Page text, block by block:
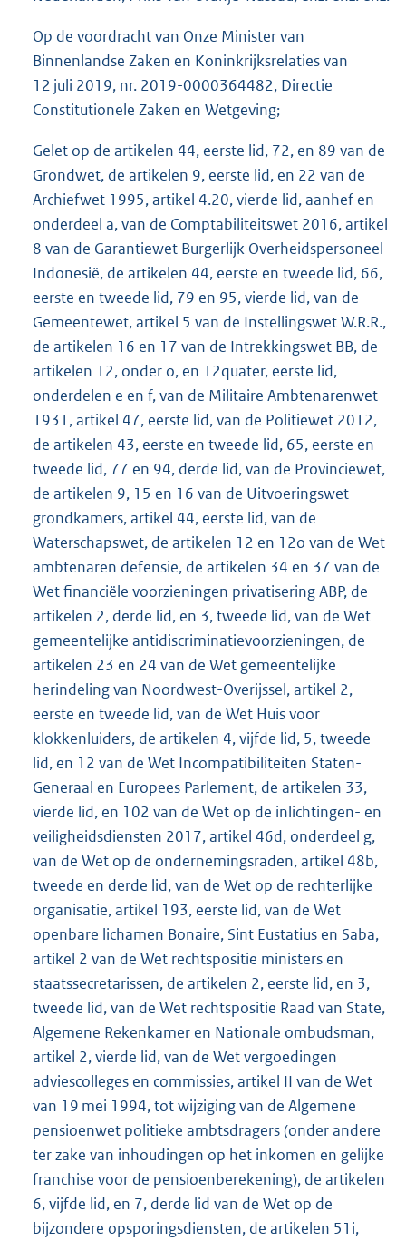
6
2
K
Op de voordracht van Onze Minister van
Binnenlandse Zaken en Koninkrijksrelaties van
12 juli 2019, nr. 2019-0000364482, Directie
Constitutionele Zaken en Wetgeving;
Gelet op de artikelen 44, eerste lid, 72, en 89 van de
Grondwet, de artikelen 9, eerste lid, en 22 van de
Archiefwet 1995, artikel 4.20, vierde lid, aanhef en
onderdeel a, van de Comptabiliteitswet 2016, artikel
8 van de Garantiewet Burgerlijk Overheidspersoneel
Indonesië, de artikelen 44, eerste en tweede lid, 66,
eerste en tweede lid, 79 en 95, vierde lid, van de
Gemeentewet, artikel 5 van de Instellingswet W.R.R.,
de artikelen 16 en 17 van de Intrekkingswet BB, de
artikelen 12, onder o, en 12quater, eerste lid,
onderdelen e en f, van de Militaire Ambtenarenwet
1931, artikel 47, eerste lid, van de Politiewet 2012,
de artikelen 43, eerste en tweede lid, 65, eerste en
tweede lid, 77 en 94, derde lid, van de Provinciewet,
de artikelen 9, 15 en 16 van de Uitvoeringswet
grondkamers, artikel 44, eerste lid, van de
Waterschapswet, de artikelen 12 en 12o van de Wet
ambtenaren defensie, de artikelen 34 en 37 van de
Wet financiële voorzieningen privatisering ABP, de
artikelen 2, derde lid, en 3, tweede lid, van de Wet
gemeentelijke antidiscriminatievoorzieningen, de
artikelen 23 en 24 van de Wet gemeentelijke
herindeling van Noordwest-Overijssel, artikel 2,
eerste en tweede lid, van de Wet Huis voor
klokkenluiders, de artikelen 4, vijfde lid, 5, tweede
lid, en 12 van de Wet Incompatibiliteiten Staten-
Generaal en Europees Parlement, de artikelen 33,
vierde lid, en 102 van de Wet op de inlichtingen- en
veiligheidsdiensten 2017, artikel 46d, onderdeel g,
van de Wet op de ondernemingsraden, artikel 48b,
tweede en derde lid, van de Wet op de rechterlijke
organisatie, artikel 193, eerste lid, van de Wet
openbare lichamen Bonaire, Sint Eustatius en Saba,
artikel 2 van de Wet rechtspositie ministers en
staatssecretarissen, de artikelen 2, eerste lid, en 3,
tweede lid, van de Wet rechtspositie Raad van State,
Algemene Rekenkamer en Nationale ombudsman,
artikel 2, vierde lid, van de Wet vergoedingen
adviescolleges en commissies, artikel II van de Wet
van 19 mei 1994, tot wijziging van de Algemene
pensioenwet politieke ambtsdragers (onder andere
ter zake van inhoudingen op het inkomen en gelijke
franchise voor de pensioenberekening), de artikelen
6, vijfde lid, en 7, derde lid van de Wet op de
bijzondere opsporingsdiensten, de artikelen 51i,